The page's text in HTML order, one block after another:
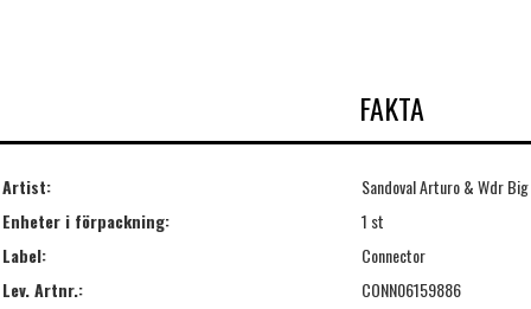
FAKTA
Artist:
Sandoval Arturo & Wdr
Enheter i förpackning:
1 st
Label:
Connector
Lev. Artnr.:
CONN06159886